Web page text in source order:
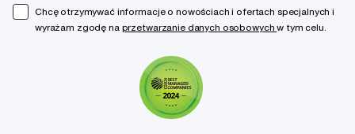
Chcę otrzymywać informacje o nowościach i ofertach specjalnych i
wyrażam zgodę na przetwarzanie danych osobowychw tym celu.